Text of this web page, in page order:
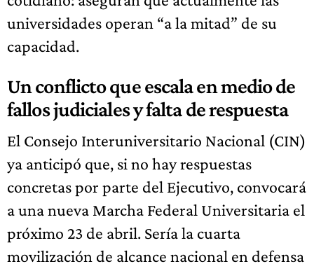
universidades operan “a la mitad” de su
capacidad.
Un conflicto que escala en medio de
fallos judiciales y falta de respuesta
El Consejo Interuniversitario Nacional (CIN)
ya anticipó que, si no hay respuestas
concretas por parte del Ejecutivo, convocará
a una nueva Marcha Federal Universitaria el
próximo 23 de abril. Sería la cuarta
movilización de alcance nacional en defensa